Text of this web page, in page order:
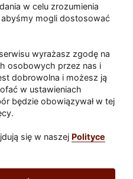
pożarze w Gorzowie.
ściany spalonej
w celu zrozumienia
mogli dostosować
wyrażasz zgodę na
osobowych przez nas i
dobrowolna i możesz ją
w ustawieniach
będzie obowiązywał w tej
się w naszej Polityce